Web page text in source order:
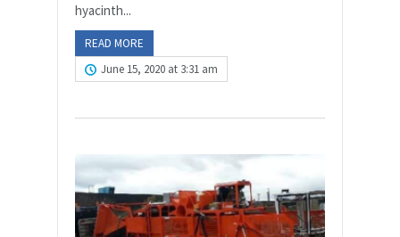
hyacinth...
READ MORE
June 15, 2020 at 3:31 am